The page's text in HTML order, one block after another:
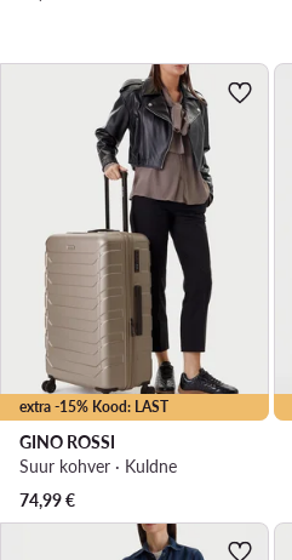
extra -15% Kood: LAST
GINO ROSSI
Suur kohver · Kuldne
74,99€